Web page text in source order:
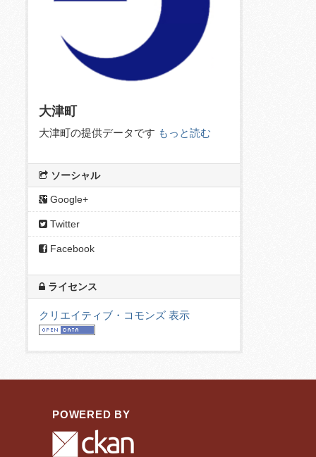
大津町
大津町の提供データです もっと読む
ソーシャル
Google+
Twitter
Facebook
ライセンス
クリエイティブ・コモンズ 表示
POWERED BY